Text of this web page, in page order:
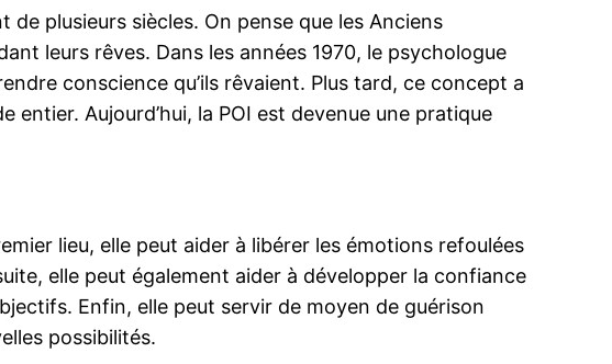
de plusieurs siècles. On pense que les Anciens
leurs rêves. Dans les années 1970, le psychologue
conscience qu’ils rêvaient. Plus tard, ce concept a
Aujourd’hui, la POI est devenue une pratique
lieu, elle peut aider à libérer les émotions refoulées
elle peut également aider à développer la confiance
Enfin, elle peut servir de moyen de guérison
possibilités.